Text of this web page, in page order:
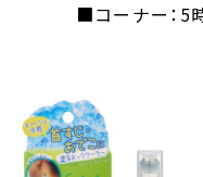
■コーナー：5